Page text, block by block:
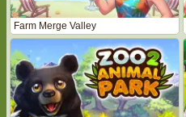
Farm Merge Valley